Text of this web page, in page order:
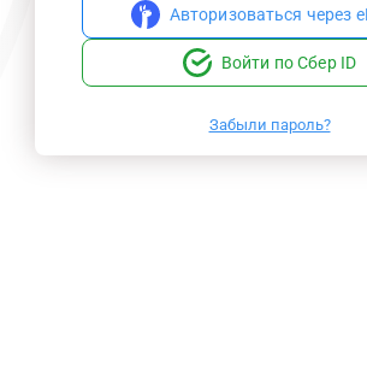
Авторизоваться через
Войти по Сбер ID
Забыли пароль?